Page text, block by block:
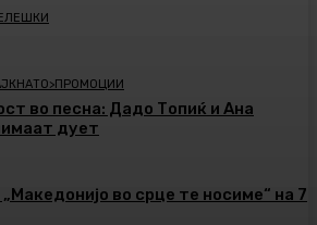
во песна: Дадо Топиќ и Ана
дует
во срце те носиме“ на 7